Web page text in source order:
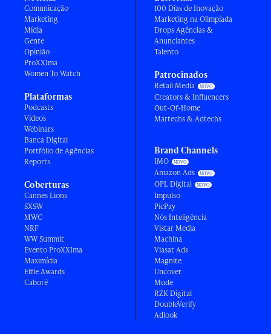
Comunicação
Marketing
Mídia
Gente
Opinião
ProXXIma
Women To Watch
Plataformas
Podcasts
Vídeos
Webinars
Banca Digital
Portfólio de Agências
Reports
Coberturas
Cannes Lions
SXSW
MWC
NRF
WW Summit
Evento ProXXIma
Maximídia
Effie Awards
Caboré
100 Dias de Inovação
Marketing na Olimpíada
Drops Agências &
Anunciantes
Talento
Patrocinados
Retail Media
Creators & Influencers
Out-Of-Home
Martechs & Adtechs
Brand Channels
IMO
Amazon Ads
OPL Digital
Impulso
PicPay
Nós Inteligência
Vistar Media
Machina
Viasat Ads
Magnite
Uncover
Mude
RZK Digital
DoubleVerify
Adlook